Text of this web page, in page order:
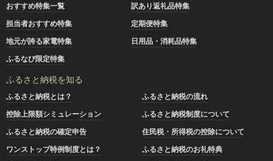
おすすめ特集一覧
訳あり返礼品特集
担当者おすすめ特集
定期便特集
地元が誇る家電特集
日用品・消耗品特集
ふるなび限定特集
ふるさと納税を知る
ふるさと納税とは？
ふるさと納税の流れ
控除上限額シミュレーション
ふるさと納税制度について
ふるさと納税の確定申告
住民税・所得税の控除について
ワンストップ特例制度とは？
ふるさと納税のお礼特典